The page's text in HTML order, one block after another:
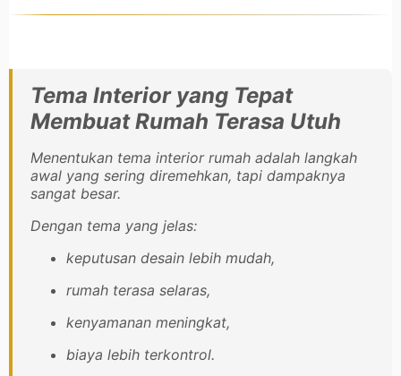
Tema Interior yang Tepat
Membuat Rumah Terasa Utuh
Menentukan tema interior rumah adalah langkah
awal yang sering diremehkan, tapi dampaknya
sangat besar.
Dengan tema yang jelas:
keputusan desain lebih mudah,
rumah terasa selaras,
kenyamanan meningkat,
biaya lebih terkontrol.